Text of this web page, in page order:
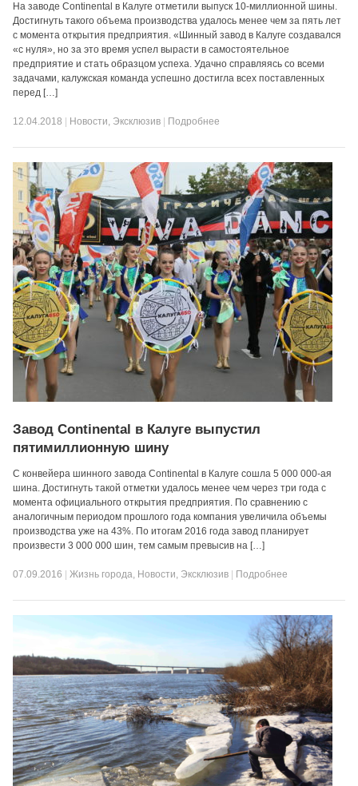
На заводе Continental в Калуге отметили выпуск 10-миллионной шины.
Достигнуть такого объема производства удалось менее чем за пять лет
с момента открытия предприятия. «Шинный завод в Калуге создавался
«с нуля», но за это время успел вырасти в самостоятельное
предприятие и стать образцом успеха. Удачно справляясь со всеми
задачами, калужская команда успешно достигла всех поставленных
перед […]
12.04.2018 Новости, Эксклюзив Подробнее
Завод Continental в Калуге выпустил
пятимиллионную шину
С конвейера шинного завода Continental в Калуге сошла 5 000 000-ая
шина. Достигнуть такой отметки удалось менее чем через три года с
момента официального открытия предприятия. По сравнению с
аналогичным периодом прошлого года компания увеличила объемы
производства уже на 43%. По итогам 2016 года завод планирует
произвести 3 000 000 шин, тем самым превысив на […]
07.09.2016 |Жизнь города, Новости, Эксклюзив Подробнее